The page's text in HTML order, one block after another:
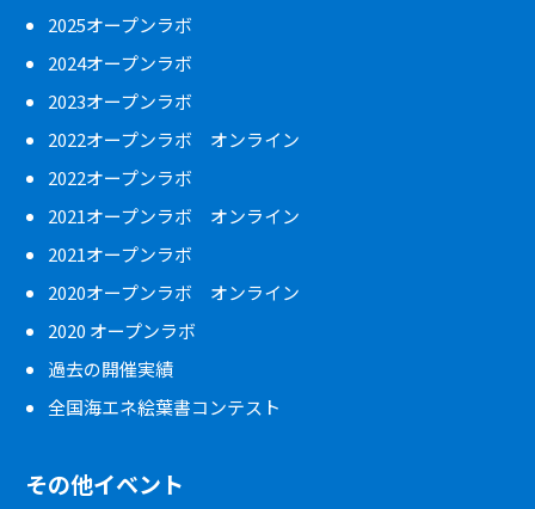
2025オープンラボ
2024オープンラボ
2023オープンラボ
2022オープンラボ オンライン
2022オープンラボ
2021オープンラボ オンライン
2021オープンラボ
2020オープンラボ オンライン
2020 オープンラボ
過去の開催実績
全国海エネ絵葉書コンテスト
その他イベント